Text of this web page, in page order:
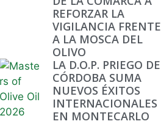
REFORZAR LA
VIGILANCIA FRENTE
A LA MOSCA DEL
OLIVO
LA D.O.P. PRIEGO DE
CÓRDOBA SUMA
NUEVOS ÉXITOS
INTERNACIONALES
EN MONTECARLO